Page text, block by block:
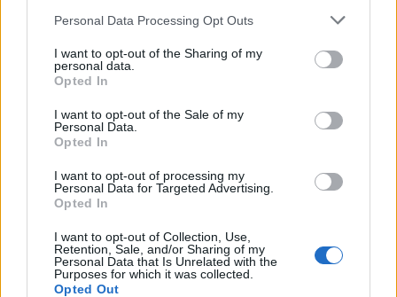
Personal Data Processing Opt Outs
I want to opt-out of the Sharing of my
personal data.
Opted In
I want to opt-out of the Sale of my
Personal Data.
Opted In
I want to opt-out of processing my
Personal Data for Targeted Advertising.
Opted In
I want to opt-out of Collection, Use,
Retention, Sale, and/or Sharing of my
Personal Data that Is Unrelated with the
Purposes for which it was collected.
Opted Out
Acconsento al trattamento dei dati personali (